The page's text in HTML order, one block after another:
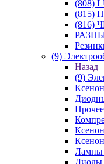
(808)
(815)
(816)
(9)
Назад
(9)
Прочее
Лампы
Диоды